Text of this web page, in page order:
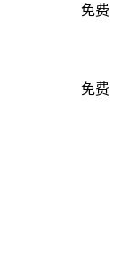
免费
免费